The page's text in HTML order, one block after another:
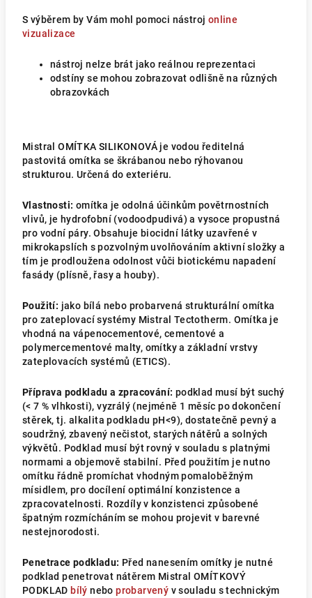
S výběrem by Vám mohl pomoci nástroj online
vizualizace
nástroj nelze brát jako reálnou reprezentaci
odstíny se mohou zobrazovat odlišně na různých
obrazovkách
Mistral OMÍTKA SILIKONOVÁ je vodou ředitelná
pastovitá omítka se škrábanou nebo rýhovanou
strukturou. Určená do exteriéru.
Vlastnosti: omítka je odolná účinkům povětrnostních
vlivů, je hydrofobní (vodoodpudivá) a vysoce propustná
pro vodní páry. Obsahuje biocidní látky uzavřené v
mikrokapslích s pozvolným uvolňováním aktivní složky a
tím je prodloužena odolnost vůči biotickému napadení
fasády (plísně, řasy a houby).
Použití: jako bílá nebo probarvená strukturální omítka
pro zateplovací systémy Mistral Tectotherm. Omítka je
vhodná na vápenocementové, cementové a
polymercementové malty, omítky a základní vrstvy
zateplovacích systémů (ETICS).
Příprava podkladu a zpracování: podklad musí být suchý
(< 7 % vlhkosti), vyzrálý (nejméně 1 měsíc po dokončení
stěrek, tj. alkalita podkladu pH<9), dostatečně pevný a
soudržný, zbavený nečistot, starých nátěrů a solných
výkvětů. Podklad musí být rovný v souladu s platnými
normami a objemově stabilní. Před použitím je nutno
omítku řádně promíchat vhodným pomaloběžným
mísidlem, pro docílení optimální konzistence a
zpracovatelnosti. Rozdíly v konzistenci způsobené
špatným rozmícháním se mohou projevit v barevné
nestejnorodosti.
Penetrace podkladu: Před nanesením omítky je nutné
podklad penetrovat nátěrem Mistral OMÍTKOVÝ
PODKLAD bílý neboprobarvený v souladu s technickým